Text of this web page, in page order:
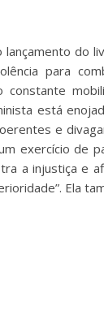
do
para
constante
está
e
exercício de
a injustiça e
Ela